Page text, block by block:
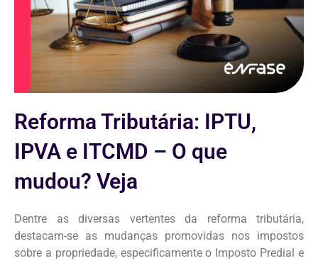
Reforma Tributária: IPTU,
IPVA e ITCMD – O que
mudou? Veja
Dentre as diversas vertentes da reforma tributária,
destacam-se as mudanças promovidas nos impostos
sobre a propriedade, especificamente o Imposto Predial e